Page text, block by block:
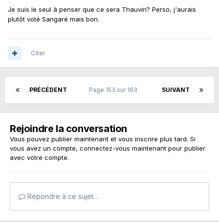
Je suis le seul à penser que ce sera Thauvin? Perso, j'aurais
plutôt voté Sangaré mais bon.
Citer
PRÉCÉDENT SUIVANT
Page 153 sur 163
Rejoindre la conversation
Vous pouvez publier maintenant et vous inscrire plus tard. Si
vous avez un compte, connectez-vous maintenant pour publier
avec votre compte.
Répondre à ce sujet…